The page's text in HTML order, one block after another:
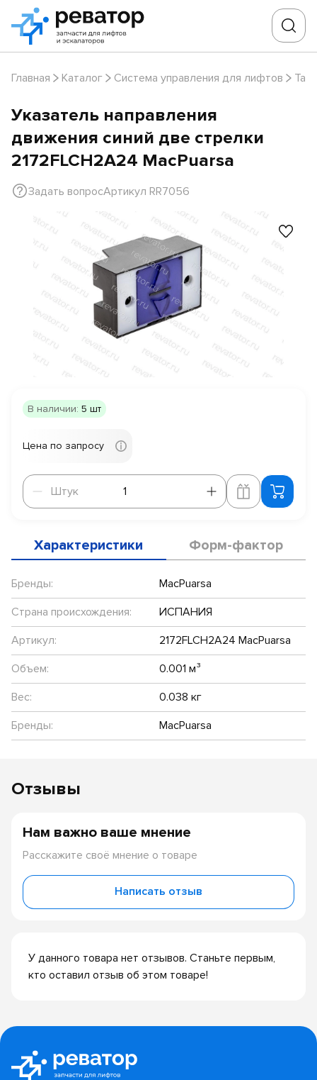
Главная Каталог Система управления для лифтов
Указатель направления
движения синий две стрелки
2172FLCH2A24 MacPuarsa
Задать вопросАртикул RR7056
В наличии: 5 шт
Цена по запросу
Штук
Штук
Характеристики Форм-фактор
Бренды:
MacPuarsa
Страна происхождения:
ИСПАНИЯ
Артикул:
2172FLCH2A24 MacPuarsa
Объем:
0.001 м³
Вес:
0.038 кг
Бренды:
MacPuarsa
Отзывы
У данного товара нет отзывов. Станьте первым,
кто оставил отзыв об этом товаре!
Нам важно ваше мнение
Расскажите своё мнение о товаре
Написать отзыв